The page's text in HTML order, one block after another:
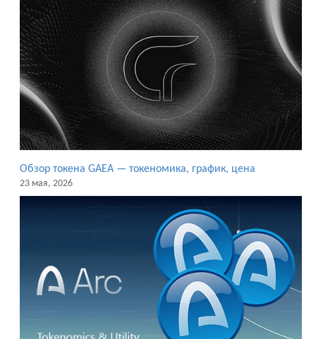
Обзор токена GAEA — токеномика, график, цена
23 мая, 2026